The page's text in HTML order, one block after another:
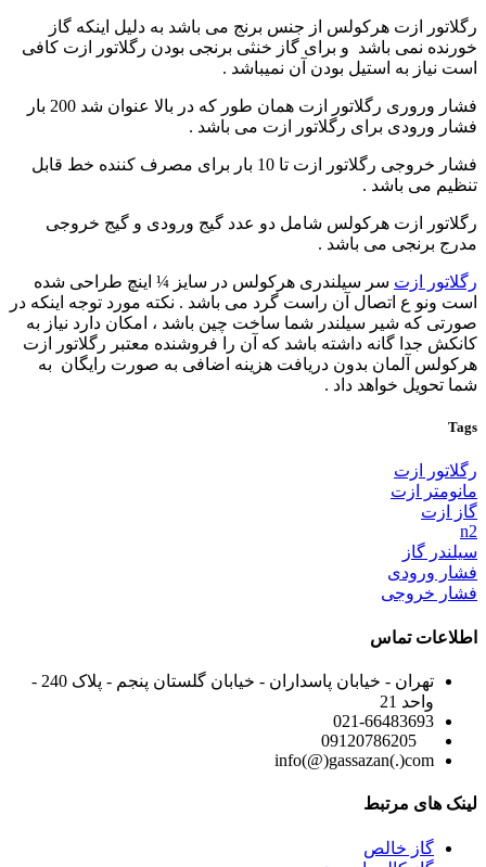
رگلاتور ازت هرکولس از جنس برنج می باشد به دلیل اینکه گاز
خورنده نمی باشد و برای گاز خنثی برنجی بودن رگلاتور ازت کافی
است نیاز به استیل بودن آن نمیباشد .
فشار وروری رگلاتور ازت همان طور که در بالا عنوان شد 200 بار
فشار ورودی برای رگلاتور ازت می باشد .
فشار خروجی رگلاتور ازت تا 10 بار برای مصرف کننده خط قابل
تنظیم می باشد .
رگلاتور ازت هرکولس شامل دو عدد گیج ورودی و گیج خروجی
مدرج برنجی می باشد .
رگلاتور ازت سر سیلندری هرکولس در سایز ¼ اینچ طراحی شده
است ونو ع اتصال آن راست گرد می باشد . نکته مورد توجه اینکه در
صورتی که شیر سیلندر شما ساخت چین باشد ، امکان دارد نیاز به
کانکش جدا گانه داشته باشد که آن را فروشنده معتبر رگلاتور ازت
هرکولس آلمان بدون دریافت هزینه اضافی به صورت رایگان به
شما تحویل خواهد داد .
Tags
رگلاتور ازت
مانومتر ازت
گاز ازت
n2
سیلندر گاز
فشار ورودی
فشار خروجی
اطلاعات تماس
تهران - خیابان پاسداران - خیابان گلستان پنجم - پلاک 240 -
واحد 21
021-66483693
info(@)gassazan(.)com
لینک های مرتبط
گاز خالص